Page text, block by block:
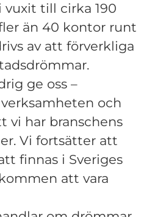
vuxit till cirka 190
än 40 kontor runt
av att förverkliga
ge oss –
och
vi har branschens
Vi fortsätter att
finnas i Sveriges
att vara